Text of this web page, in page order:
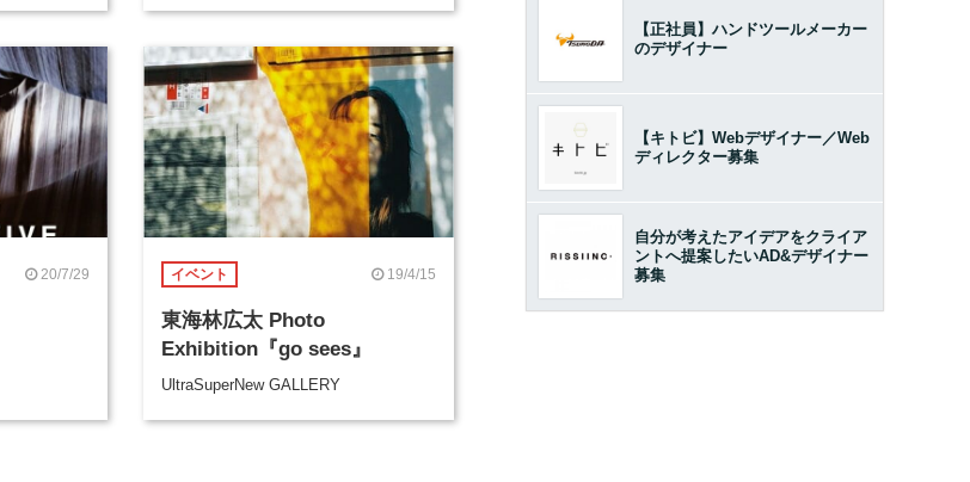
20/7/29 イベント 19/4/15
東海林広太 Photo
Exhibition『go sees』
UltraSuperNew GALLERY
【正社員】ハンドツールメーカー
のデザイナー
【キトビ】Webデザイナー／Web
ディレクター募集
自分が考えたアイデアをクライア
ントへ提案したいAD&デザイナー
募集